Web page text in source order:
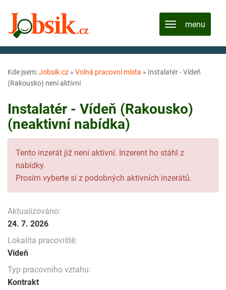
Kde jsem:Jobsik.cz » Volná pracovní místa » Instalatér - Vídeň
(Rakousko) není aktivní
Instalatér - Vídeň (Rakousko)
(neaktivní nabídka)
Tento inzerát již není aktivní. Inzerent ho stáhl z
nabídky.
Prosím vyberte si z podobných aktivních inzerátů.
Aktualizováno:
24. 7. 2026
Lokalita pracoviště:
Vídeň
Typ pracovního vztahu:
Kontrakt